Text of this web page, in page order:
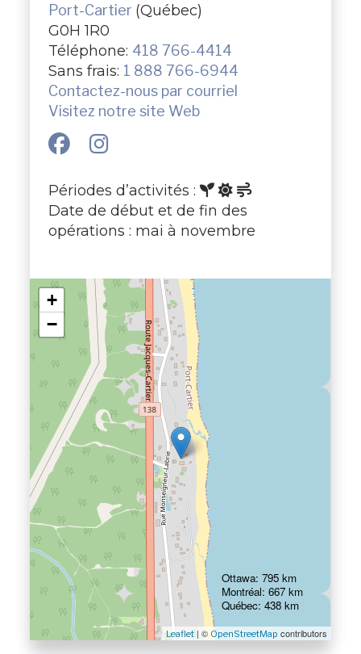
Port-Cartier (Québec)
G0H 1R0
Téléphone: 418 766-4414
Sans frais: 1 888 766-6944
Contactez-nous par courriel
Visitez notre site Web
Périodes d’activités :
Date de début et de fin des
opérations : mai à novembre
+
−
Leaflet| © OpenStreetMap contributors
Ottawa: 795 km
Montréal: 667 km
Québec: 438 km